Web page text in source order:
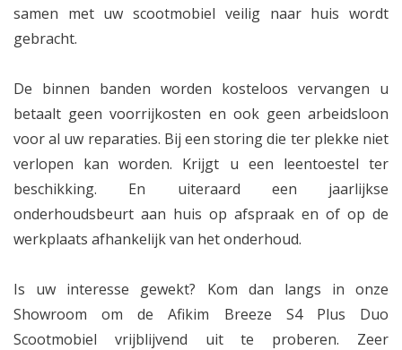
samen met uw scootmobiel veilig naar huis wordt
gebracht.
De binnen banden worden kosteloos vervangen u
betaalt geen voorrijkosten en ook geen arbeidsloon
voor al uw reparaties. Bij een storing die ter plekke niet
verlopen kan worden. Krijgt u een leentoestel ter
beschikking. En uiteraard een jaarlijkse
onderhoudsbeurt aan huis op afspraak en of op de
werkplaats afhankelijk van het onderhoud.
Is uw interesse gewekt? Kom dan langs in onze
Showroom om de Afikim Breeze S4 Plus Duo
Scootmobiel vrijblijvend uit te proberen. Zeer